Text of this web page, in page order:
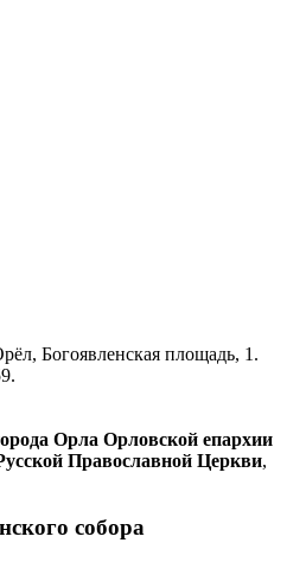
Богоявленская площадь, 1.
Орла Орловской епархии
Православной Церкви,
собора